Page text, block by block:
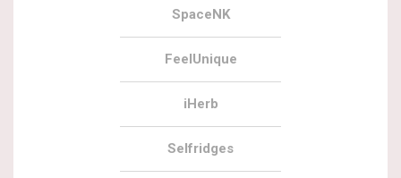
SpaceNK
FeelUnique
iHerb
Selfridges